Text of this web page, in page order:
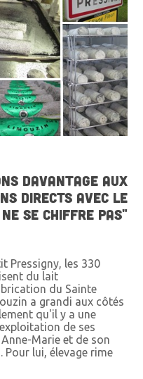
DAVANTAGE AUX
DIRECTS AVEC LE
SE CHIFFRE PAS"
Pressigny, les 330
du lait
du Sainte
a grandi aux côtés
qu'il y a une
de ses
Marie et de son
Pour lui, élevage rime